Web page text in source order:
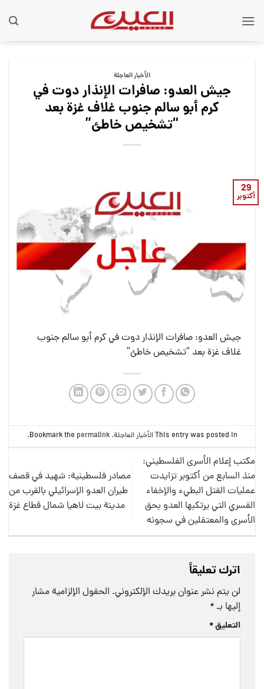
الأخبار العاجلة
جيش العدو: صافرات الإنذار دوت في
كرم أبو سالم جنوب غلاف غزة بعد
“تشخيص خاطئ”
29
أكتوبر
جيش العدو: صافرات الإنذار دوت في كرم أبو سالم جنوب
غلاف غزة بعد “تشخيص خاطئ”
This entry was posted inالأخبار العاجلة. Bookmark the
permalink
.
مكتب إعلام الأسرى الفلسطيني:
منذ السابع من أكتوبر تزايدت
عمليات القتل البطيء والإخفاء
القسري التي يرتكبها العدو بحق
الأسرى والمعتقلين في سجونه
مصادر فلسطينية: شهيد في قصف
طيران العدو الإسرائيلي بالقرب من
مدينة بيت لاهيا شمال قطاع غزة
اترك تعليقاً
لن يتم نشر عنوان بريدك الإلكتروني. الحقول الإلزامية مشار
إليها بـ *
التعليق*